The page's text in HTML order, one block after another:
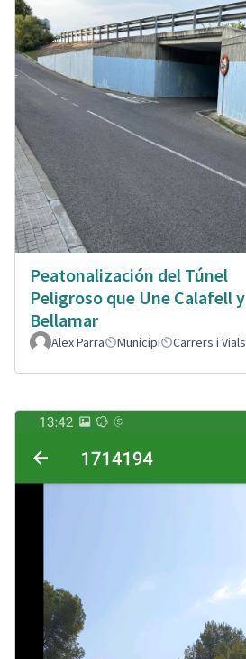
Peatonalización del Túnel
Peligroso que Une Calafell y
Bellamar
Alex Parra Municipi Carrers i Vials